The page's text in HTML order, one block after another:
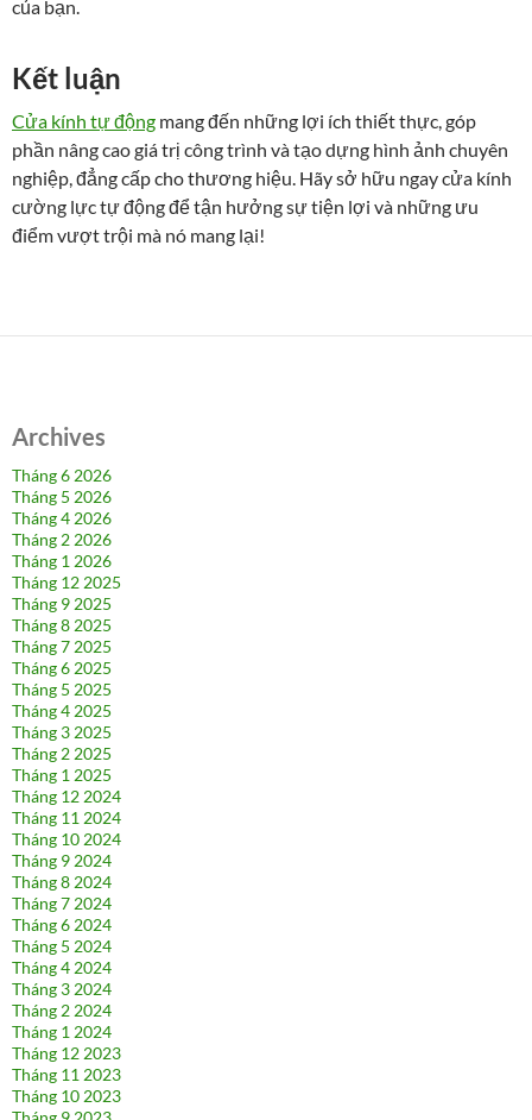
của bạn.
Kết luận
Cửa kính tự động mang đến những lợi ích thiết thực, góp
phần nâng cao giá trị công trình và tạo dựng hình ảnh chuyên
nghiệp, đẳng cấp cho thương hiệu. Hãy sở hữu ngay cửa kính
cường lực tự động để tận hưởng sự tiện lợi và những ưu
điểm vượt trội mà nó mang lại!
Archives
Tháng 6 2026
Tháng 5 2026
Tháng 4 2026
Tháng 2 2026
Tháng 1 2026
Tháng 12 2025
Tháng 9 2025
Tháng 8 2025
Tháng 7 2025
Tháng 6 2025
Tháng 5 2025
Tháng 4 2025
Tháng 3 2025
Tháng 2 2025
Tháng 1 2025
Tháng 12 2024
Tháng 11 2024
Tháng 10 2024
Tháng 9 2024
Tháng 8 2024
Tháng 7 2024
Tháng 6 2024
Tháng 5 2024
Tháng 4 2024
Tháng 3 2024
Tháng 2 2024
Tháng 1 2024
Tháng 12 2023
Tháng 11 2023
Tháng 10 2023